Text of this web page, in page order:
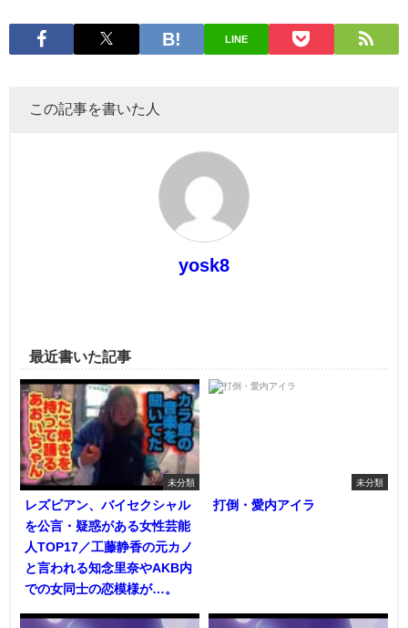
LINE
この記事を書いた人
yosk8
最近書いた記事
未分類
レズビアン、バイセクシャル
を公言・疑惑がある女性芸能
人TOP17／工藤静香の元カノ
と言われる知念里奈やAKB内
での女同士の恋模様が…。
未分類
打倒・愛内アイラ